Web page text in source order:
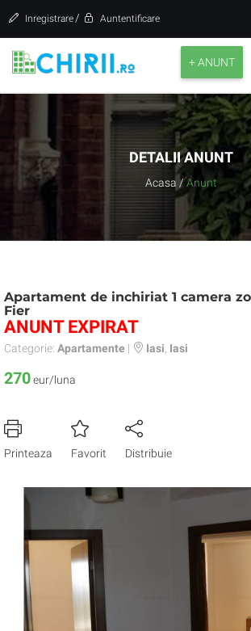
Inregistrare / Auntentificare
+ ANUNT
DETALII ANUNT
Acasa / Anunt
Apartament de inchiriat 1 camera
Fier
ANUNT EXPIRAT
Categorie: Apartamente | Iasi Iasi
270eur/luna
Printeaza Favorit Distribuie